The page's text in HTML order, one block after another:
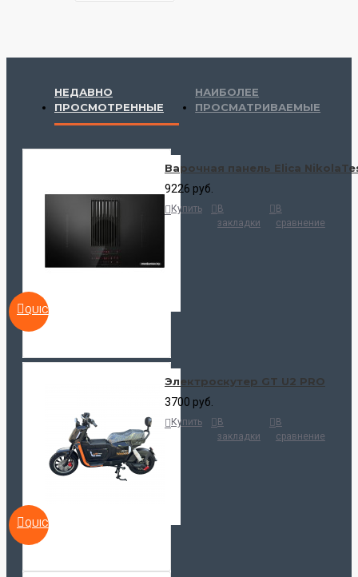
НЕДАВНО
ПРОСМОТРЕННЫЕ
НАИБОЛЕЕ
ПРОСМАТРИВАЕМЫЕ
QUICKVIEW
Варочная панель Elica
9226 руб.
Купить
В
закладки
В
сравнение
QUICKVIEW
Электроскутер GT U2 PRO
3700 руб.
Купить
В
закладки
В
сравнение